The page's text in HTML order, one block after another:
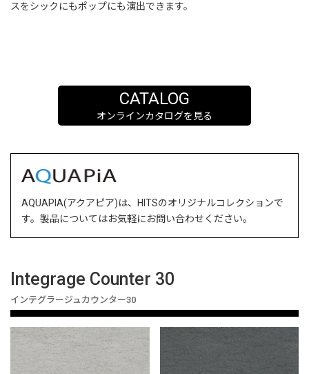
スをシックにもポップにも演出できます。
CATALOG
オンラインカタログを見る
AQUAPIA(アクアピア)は、HITSのオリジナルコレクションで
す。製品についてはお気軽にお問い合わせください。
Integrage Counter 30
インテグラージュカウンター30